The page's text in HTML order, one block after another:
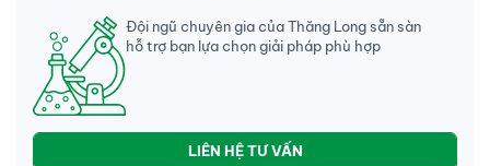
Đội ngũ chuyên gia của Thăng Long sẵn sàn
hỗ trợ bạn lựa chọn giải pháp phù hợp
LIÊN HỆ TƯ VẤN